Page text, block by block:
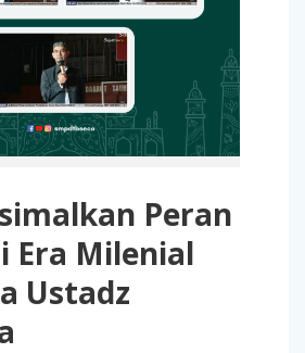
Peran
Era Milenial
Ustadz